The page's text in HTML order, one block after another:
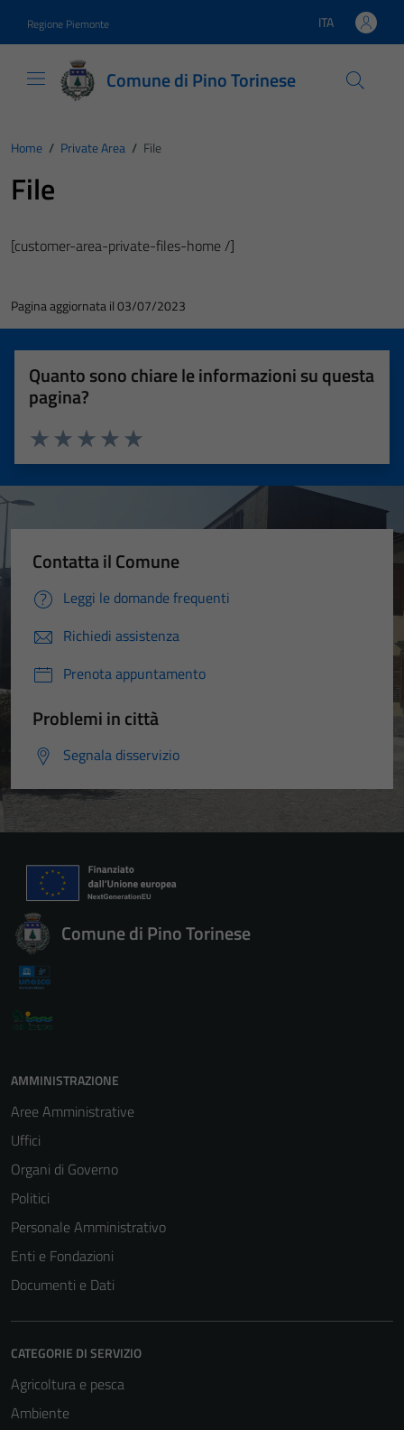
Regione Piemonte Lingua attiva:
ITA
Comune di Pino Torinese
Home / Private Area / File
File
[customer-area-private-files-home /]
Pagina aggiornata il 03/07/2023
Quanto sono chiare le informazioni su questa
pagina?
Valuta 5 stelle su 5
Valuta 4 stelle su 5
Valuta 3 stelle su 5
Valuta 2 stelle su 5
Valuta 1 stelle su 5
Contatta il Comune
Leggi le domande frequenti
Richiedi assistenza
Prenota appuntamento
Problemi in città
Segnala disservizio
Comune di Pino Torinese
AMMINISTRAZIONE
Aree Amministrative
Uffici
Organi di Governo
Politici
Personale Amministrativo
Enti e Fondazioni
Documenti e Dati
CATEGORIE DI SERVIZIO
Agricoltura e pesca
Ambiente